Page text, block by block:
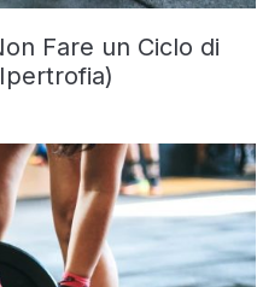
Fare un Ciclo di